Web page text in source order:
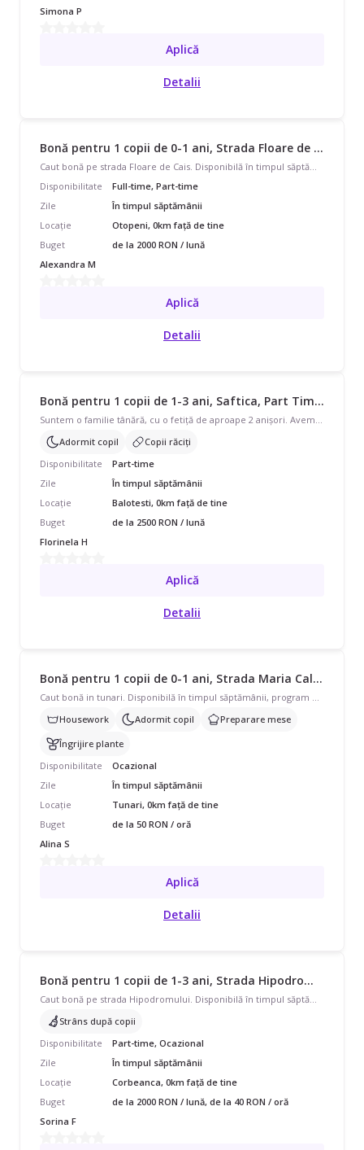
Simona P
Aplică
Detalii
Bonă pentru 1 copii de 0-1 ani, Strada Floare de Cais, Full Time, începând cu 4000 lei/lună
Disponibilitate
Full-time, Part-time
Zile
În timpul săptămânii
Locație
Otopeni, 0km față de tine
Buget
de la 2000 RON / lună
Alexandra M
Aplică
Detalii
Bonă pentru 1 copii de 1-3 ani, Saftica, Part Time, începând cu 2500 lei/lună
Adormit copil
Copii răciți
Disponibilitate
Part-time
Zile
În timpul săptămânii
Locație
Balotesti, 0km față de tine
Buget
de la 2500 RON / lună
Florinela H
Aplică
Detalii
Bonă pentru 1 copii de 0-1 ani, Strada Maria Calimachi, Ocazional, începând cu 50 lei/oră
Housework
Adormit copil
Preparare mese
Îngrijire plante
Disponibilitate
Ocazional
Zile
În timpul săptămânii
Locație
Tunari, 0km față de tine
Buget
de la 50 RON / oră
Alina S
Aplică
Detalii
Bonă pentru 1 copii de 1-3 ani, Strada Hipodromului, Part Time, începând cu 2000 lei/lună
Strâns după copii
Disponibilitate
Part-time, Ocazional
Zile
În timpul săptămânii
Locație
Corbeanca, 0km față de tine
Buget
de la 2000 RON / lună, de la 40 RON / oră
Sorina F